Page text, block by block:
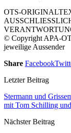
OTS-
© Copyright APA-
jeweilige Aussender
Share Facebook
Letzter Beitrag
Stermann und
mit Tom Schilling
Nächster Beitrag